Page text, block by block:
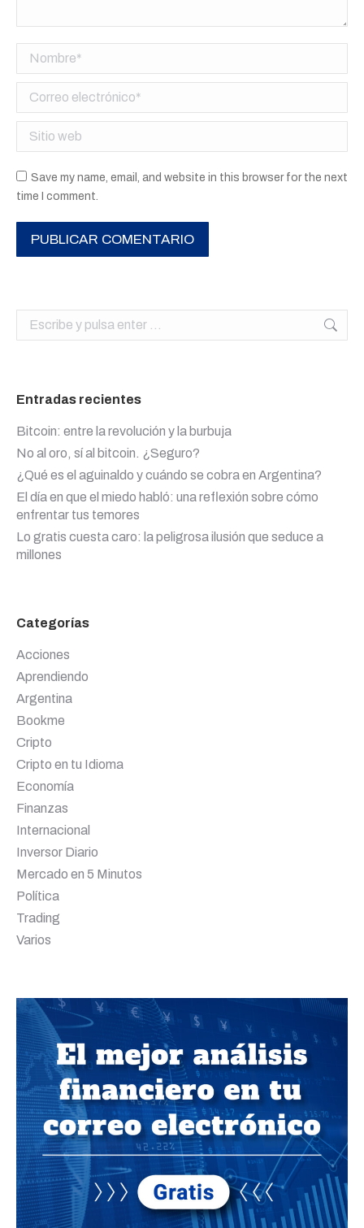
Nombre *
Correo electrónico *
Sitio web
Save my name, email, and website in this browser for the next
time I comment.
PUBLICAR COMENTARIO
Buscar:
Entradas recientes
Bitcoin: entre la revolución y la burbuja
No al oro, sí al bitcoin. ¿Seguro?
¿Qué es el aguinaldo y cuándo se cobra en Argentina?
El día en que el miedo habló: una reflexión sobre cómo
enfrentar tus temores
Lo gratis cuesta caro: la peligrosa ilusión que seduce a
millones
Categorías
Acciones
Aprendiendo
Argentina
Bookme
Cripto
Cripto en tu Idioma
Economía
Finanzas
Internacional
Inversor Diario
Mercado en 5 Minutos
Política
Trading
Varios